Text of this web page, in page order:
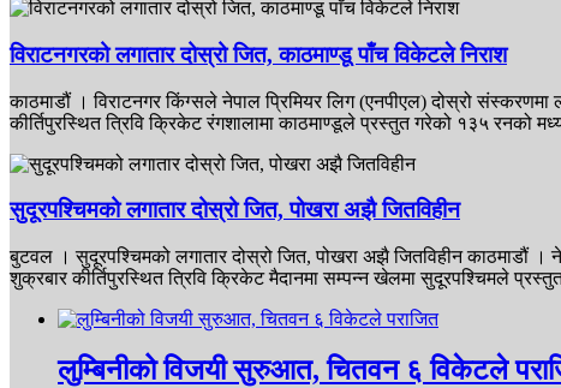
विराटनगरको लगातार दोस्रो जित, काठमाण्डू पाँच विकेटले निराश
काठमाडौं । विराटनगर किंग्सले नेपाल प्रिमियर लिग (एनपीएल) दोस्रो संस्करणमा
कीर्तिपुरस्थित त्रिवि क्रिकेट रंगशालामा काठमाण्डूले प्रस्तुत गरेको १३५ रनको
सुदूरपश्चिमको लगातार दोस्रो जित, पोखरा अझै जितविहीन
बुटवल । सुदूरपश्चिमको लगातार दोस्रो जित, पोखरा अझै जितविहीन काठमाडौं ।
शुक्रबार कीर्तिपुरस्थित त्रिवि क्रिकेट मैदानमा सम्पन्न खेलमा सुदूरपश्चिमले
लुम्बिनीको विजयी सुरुआत, चितवन ६ विकेटले